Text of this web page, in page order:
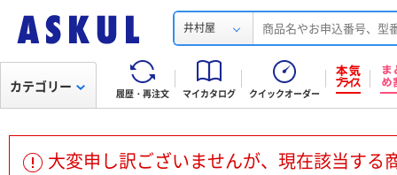
井村屋
履歴・再注文 マイカタログ クイックオーダー
カテゴリー
大変申し訳ございませんが、現在該当する